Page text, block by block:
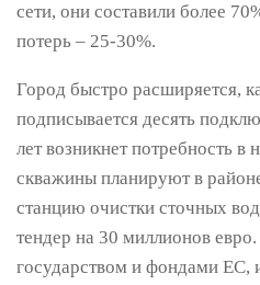
сети, они составили более
потерь – 25-30%.
Город быстро расширяется,
подписывается десять
лет возникнет потребность
скважины планируют в
станцию очистки сточных
тендер на 30 миллионов
государством и фондами ЕС,